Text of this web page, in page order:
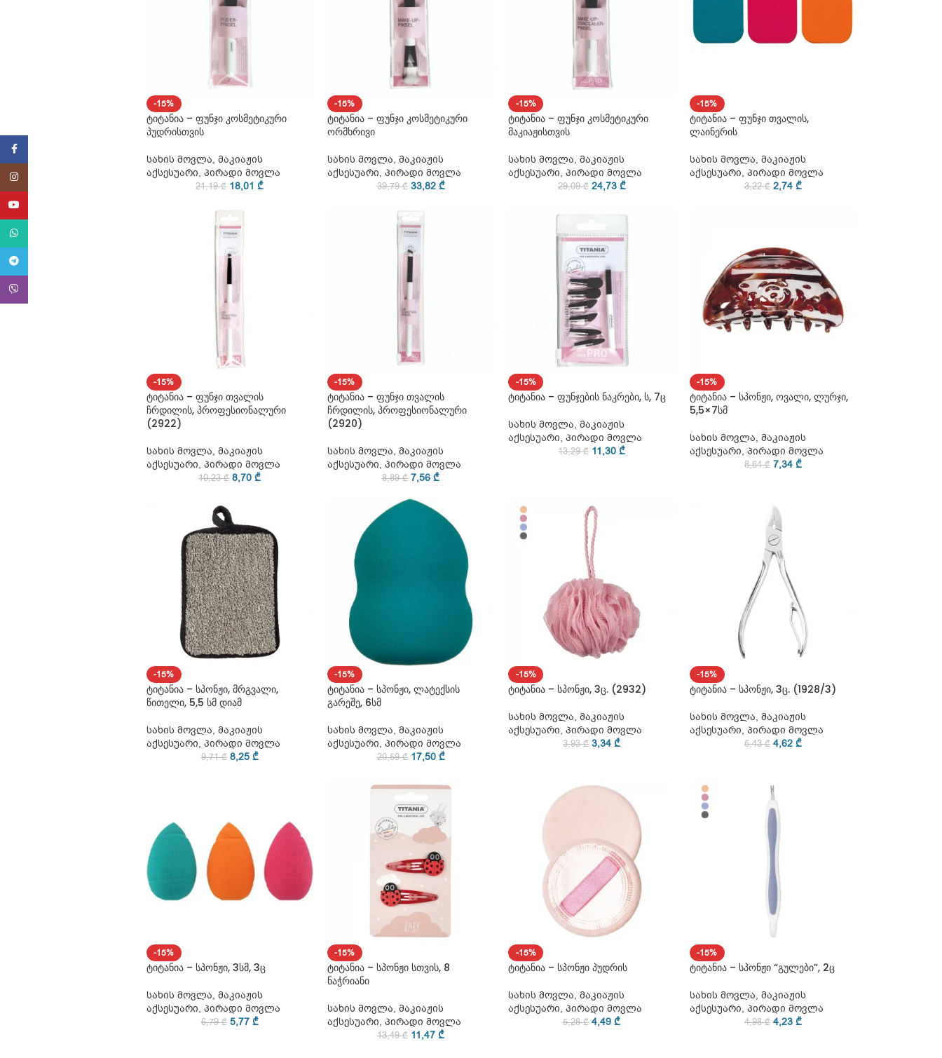
-15%
ტიტანია – ფუნჯი კოსმეტიკური
პუდრისთვის
სახის მოვლა, მაკიაჟის
აქსესუარი, პირადი მოვლა
21,19₾ 18,01₾
-15%
ტიტანია – ფუნჯი კოსმეტიკური
ორმხრივი
სახის მოვლა, მაკიაჟის
აქსესუარი, პირადი მოვლა
39,79₾ 33,82 ₾
-15%
ტიტანია – ფუნჯი კოსმეტიკური
მაკიაჟისთვის
სახის მოვლა, მაკიაჟის
აქსესუარი, პირადი მოვლა
29,09₾ 24,73 ₾
-15%
ტიტანია – ფუნჯი თვალის,
ლაინერის
სახის მოვლა, მაკიაჟის
აქსესუარი, პირადი მოვლა
3,22₾ 2,74 ₾
-15%
ტიტანია – ფუნჯი თვალის
ჩრდილის, პროფესიონალური
(2922)
სახის მოვლა, მაკიაჟის
აქსესუარი, პირადი მოვლა
10,23₾ 8,70₾
-15%
ტიტანია – ფუნჯი თვალის
ჩრდილის, პროფესიონალური
(2920)
სახის მოვლა, მაკიაჟის
აქსესუარი, პირადი მოვლა
8,89₾ 7,56₾
-15%
ტიტანია – ფუნჯების ნაკრები, ს, 7ც
სახის მოვლა, მაკიაჟის
აქსესუარი, პირადი მოვლა
13,29₾ 11,30₾
-15%
ტიტანია – სპონჟი, ოვალი, ლურჯი,
5,5×7სმ
სახის მოვლა, მაკიაჟის
აქსესუარი, პირადი მოვლა
8,64₾ 7,34 ₾
-15%
ტიტანია – სპონჟი, მრგვალი,
წითელი, 5,5 სმ დიამ
სახის მოვლა, მაკიაჟის
აქსესუარი, პირადი მოვლა
9,71₾ 8,25 ₾
-15%
ტიტანია – სპონჟი, ლატექსის
გარეშე, 6სმ
სახის მოვლა, მაკიაჟის
აქსესუარი, პირადი მოვლა
20,59₾ 17,50 ₾
-15%
ტიტანია – სპონჟი, 3ც. (2932)
სახის მოვლა, მაკიაჟის
აქსესუარი, პირადი მოვლა
3,93₾ 3,34₾
-15%
ტიტანია – სპონჟი, 3ც. (1928/3)
სახის მოვლა, მაკიაჟის
აქსესუარი, პირადი მოვლა
5,43₾ 4,62 ₾
-15%
ტიტანია – სპონჟი, 3სმ, 3ც
სახის მოვლა, მაკიაჟის
აქსესუარი, პირადი მოვლა
6,79₾ 5,77 ₾
-15%
ტიტანია – სპონჟი სთვის, 8
ნაჭრიანი
სახის მოვლა, მაკიაჟის
აქსესუარი, პირადი მოვლა
13,49₾ 11,47₾
-15%
ტიტანია – სპონჟი პუდრის
სახის მოვლა, მაკიაჟის
აქსესუარი, პირადი მოვლა
5,28₾ 4,49₾
-15%
ტიტანია – სპონჟი “გულები”, 2ც
სახის მოვლა, მაკიაჟის
აქსესუარი, პირადი მოვლა
4,98₾ 4,23 ₾